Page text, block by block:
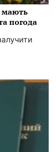
мають
погода